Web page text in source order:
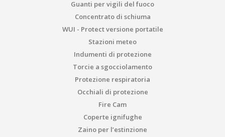
Guanti per vigili del fuoco
Concentrato di schiuma
WUI - Protect versione portatile
Stazioni meteo
Indumenti di protezione
Torcie a sgocciolamento
Protezione respiratoria
Occhiali di protezione
Fire Cam
Coperte ignifughe
Zaino per l’estinzione